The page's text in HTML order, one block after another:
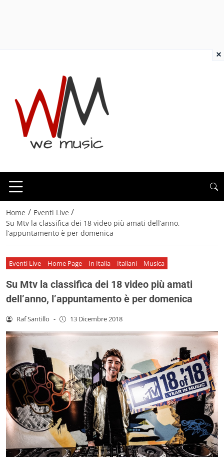
Home / Eventi Live /
Su Mtv la classifica dei 18 video più amati dell’anno,
l’appuntamento è per domenica
Eventi Live Home Page In Italia Italiani Musica
Su Mtv la classifica dei 18 video più amati
dell’anno, l’appuntamento è per domenica
Raf Santillo - 13 Dicembre 2018
×